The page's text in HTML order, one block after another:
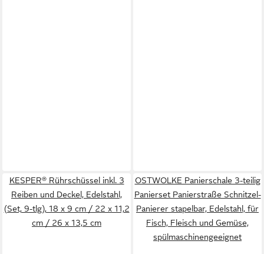
KESPER® Rührschüssel inkl. 3
Reiben und Deckel, Edelstahl,
(Set, 9-tlg), 18 x 9 cm / 22 x 11,2
cm / 26 x 13,5 cm
OSTWOLKE Panierschale 3-teilig
Panierset Panierstraße Schnitzel-
Panierer stapelbar, Edelstahl, für
Fisch, Fleisch und Gemüse,
spülmaschinengeeignet